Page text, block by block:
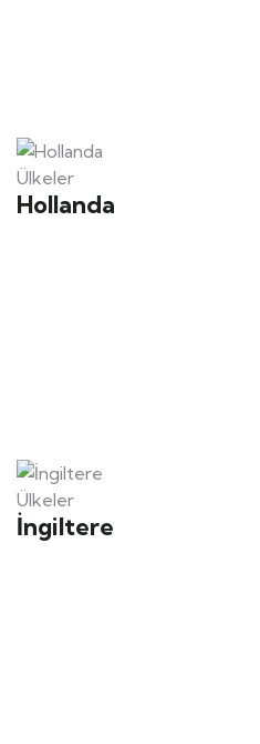
Ülkeler
Hollanda
Ülkeler
İngiltere